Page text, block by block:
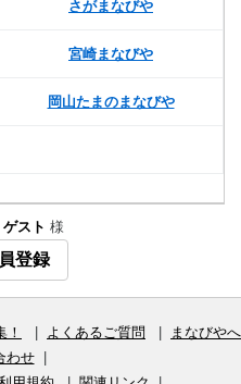
さがまなびや
宮崎まなびや
岡山たまのまなびや
ゲスト 様
登録
！ よくあるご質問
まなびやへ
わせ|